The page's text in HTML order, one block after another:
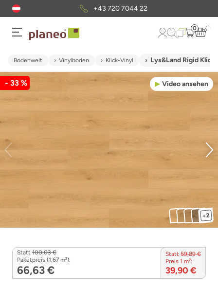
+43 720 7044 22
0
Bodenwelt Vinylboden Klick-Vinyl Lys&Land Rigid
Video ansehen
+2
- 33 %
Statt 100,03 €
Paketpreis (1,67 m²):
66,63 €
Statt 59,89 €
Preis 1 m²:
39,90 €